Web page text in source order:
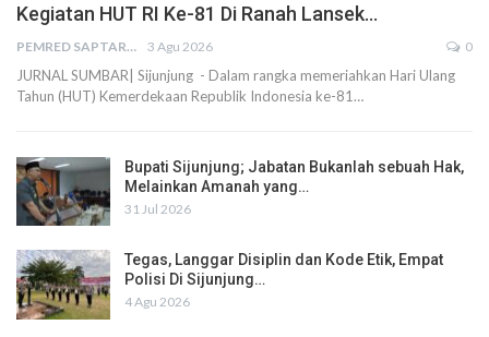
Kegiatan HUT RI Ke-81 Di Ranah Lansek…
PEMRED SAPTARIUS 3 Agu 2026 0
JURNAL SUMBAR| Sijunjung - Dalam rangka memeriahkan Hari Ulang
Tahun (HUT) Kemerdekaan Republik Indonesia ke-81…
Bupati Sijunjung; Jabatan Bukanlah sebuah Hak,
Melainkan Amanah yang…
31 Jul 2026
Tegas, Langgar Disiplin dan Kode Etik, Empat
Polisi Di Sijunjung…
4 Agu 2026